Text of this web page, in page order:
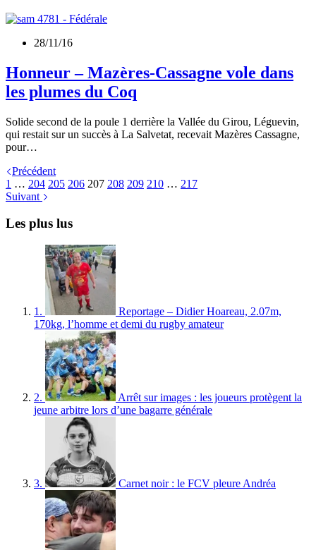
28/11/16
Honneur – Mazères-Cassagne vole dans
les plumes du Coq
Solide second de la poule 1 derrière la Vallée du Girou, Léguevin,
qui restait sur un succès à La Salvetat, recevait Mazères Cassagne,
pour…
Précédent
1 … 204 205 206 207 208 209 210 … 217
Suivant
Les plus lus
1.
Reportage – Didier Hoareau, 2.07m,
170kg, l’homme et demi du rugby amateur
2.
Arrêt sur images : les joueurs protègent la
jeune arbitre lors d’une bagarre générale
3. Carnet noir : le FCV pleure Andréa